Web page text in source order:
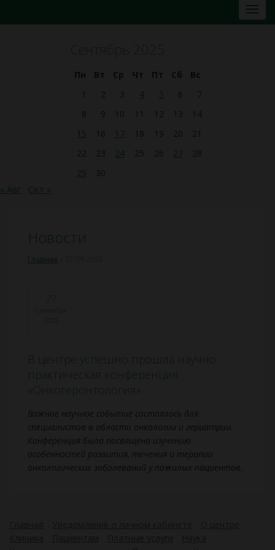
Пн Вт Ср Чт Пт Сб
Вс
1
2 3 4 5 6
7
8
9 10 11 12 13
14
15
16 17 18 19 20
21
22
23 24 25 26 27
28
29
30
« Авг
Окт »
Новости
Главная
В центре успешно прошла научно-
практическая конференция
«Онкогеронтология»
Важное научное событие состоялось для
специалистов в области онкологии и гериатрии.
Конференция была посвящена изучению
особенностей развития, течения и терапии
онкологических заболеваний у пожилых пациентов.